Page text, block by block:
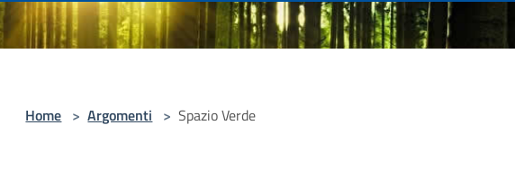
Home > Argomenti > Spazio Verde